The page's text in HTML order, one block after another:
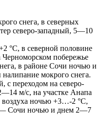
снега, в северных
северо-западный, 5—10
°С, в северной половине
побережье
в районе Сочи ночью и
мокрого снега.
с переходом на северо-
м/с, на участке Анапа
ночью +3…-2 °С,
— Сочи ночью и днем 2—7